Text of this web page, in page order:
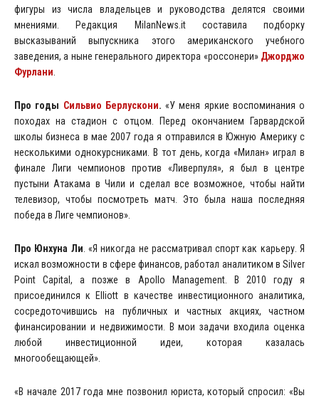
фигуры из числа владельцев и руководства делятся своими
мнениями. Редакция MilanNews.it составила подборку
высказываний выпускника этого американского учебного
заведения, а ныне генерального директора «россонери» Джорджо
Фурлани
Про годы Сильвио Берлускони. «У меня яркие воспоминания о
походах на стадион с отцом. Перед окончанием Гарвардской
школы бизнеса в мае 2007 года я отправился в Южную Америку с
несколькими однокурсниками. В тот день, когда «Милан» играл в
финале Лиги чемпионов против «Ливерпуля», я был в центре
пустыни Атакама в Чили и сделал все возможное, чтобы найти
телевизор, чтобы посмотреть матч. Это была наша последняя
победа в Лиге чемпионов».
Про Юнхуна Ли . «Я никогда не рассматривал спорт как карьеру. Я
искал возможности в сфере финансов, работал аналитиком в Silver
Point Capital, а позже в Apollo Management. В 2010 году я
присоединился к Elliott в качестве инвестиционного аналитика,
сосредоточившись на публичных и частных акциях, частном
финансировании и недвижимости. В мои задачи входила оценка
любой инвестиционной идеи, которая казалась
многообещающей».
«В начале 2017 года мне позвонил юриста, который спросил: «Вы